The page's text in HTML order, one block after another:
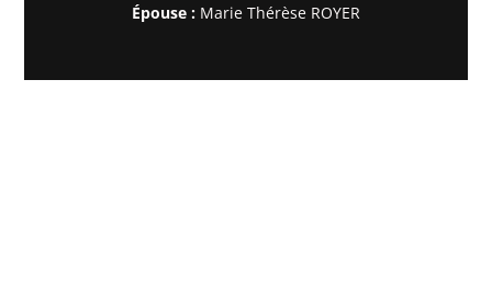
Épouse : Marie Thérèse ROYER